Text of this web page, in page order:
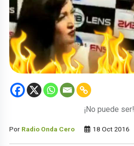
¡No puede ser!
Por Radio Onda Cero 18 Oct 2016